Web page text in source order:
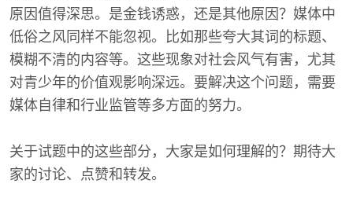
原因值得深思。是金钱诱惑，还是其他原因？媒体中
低俗之风同样不能忽视。比如那些夸大其词的标题、
模糊不清的内容等。这些现象对社会风气有害，尤其
对青少年的价值观影响深远。要解决这个问题，需要
媒体自律和行业监管等多方面的努力。
关于试题中的这些部分，大家是如何理解的？期待大
家的讨论、点赞和转发。